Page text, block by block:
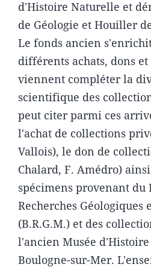
d'Histoire Naturelle et
de Géologie et Houiller
Le fonds ancien
différents achats, dons
viennent compléter la
scientifique des
peut citer parmi ces
l'achat de collections
Vallois), le don de
Chalard, F. Amédro)
spécimens provenant du
Recherches Géologiques
(B.R.G.M.) et des
l'ancien Musée
Boulogne-sur-Mer.